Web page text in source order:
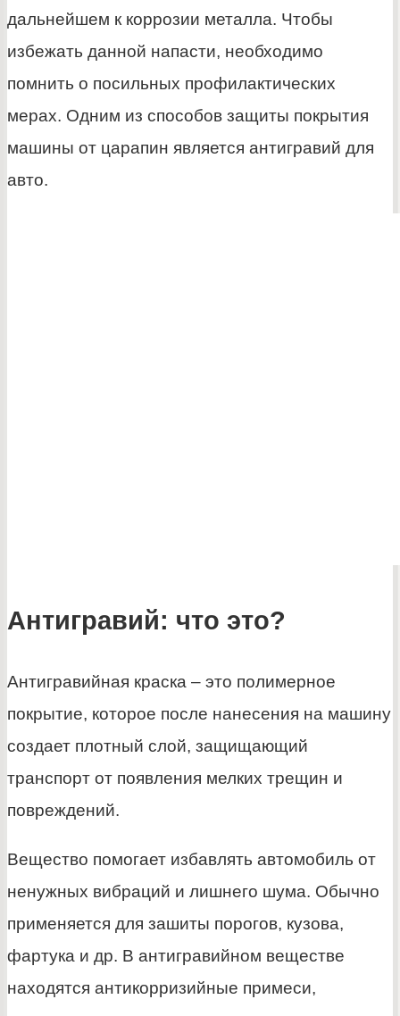
дальнейшем к коррозии металла. Чтобы
избежать данной напасти, необходимо
помнить о посильных профилактических
мерах. Одним из способов защиты покрытия
машины от царапин является антигравий для
авто.
Антигравий: что это?
Антигравийная краска – это полимерное
покрытие, которое после нанесения на машину
создает плотный слой, защищающий
транспорт от появления мелких трещин и
повреждений.
Вещество помогает избавлять автомобиль от
ненужных вибраций и лишнего шума. Обычно
применяется для зашиты порогов, кузова,
фартука и др. В антигравийном веществе
находятся антикорризийные примеси,